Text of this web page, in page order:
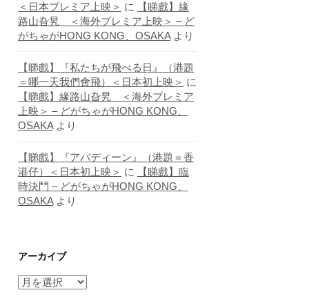
＜日本プレミア上映＞ に
【睇戲】緣
路山旮旯 ＜海外プレミア上映＞ – ど
がちゃがHONG KONG、OSAKAより
【睇戲】『私たちが飛べる日』（港題
＝哪一天我們會飛）＜日本初上映＞ に
【睇戲】緣路山旮旯 ＜海外プレミア
上映＞ – どがちゃがHONG KONG、
OSAKAより
【睇戲】『アバディーン』（港題＝香
港仔）＜日本初上映＞ に
【睇戲】臨
時決鬥 – どがちゃがHONG KONG、
OSAKAより
アーカイブ
ア